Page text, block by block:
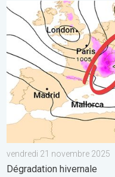
Risque de neige
vendredi 21 novembre 2025
Dégradation hivernale